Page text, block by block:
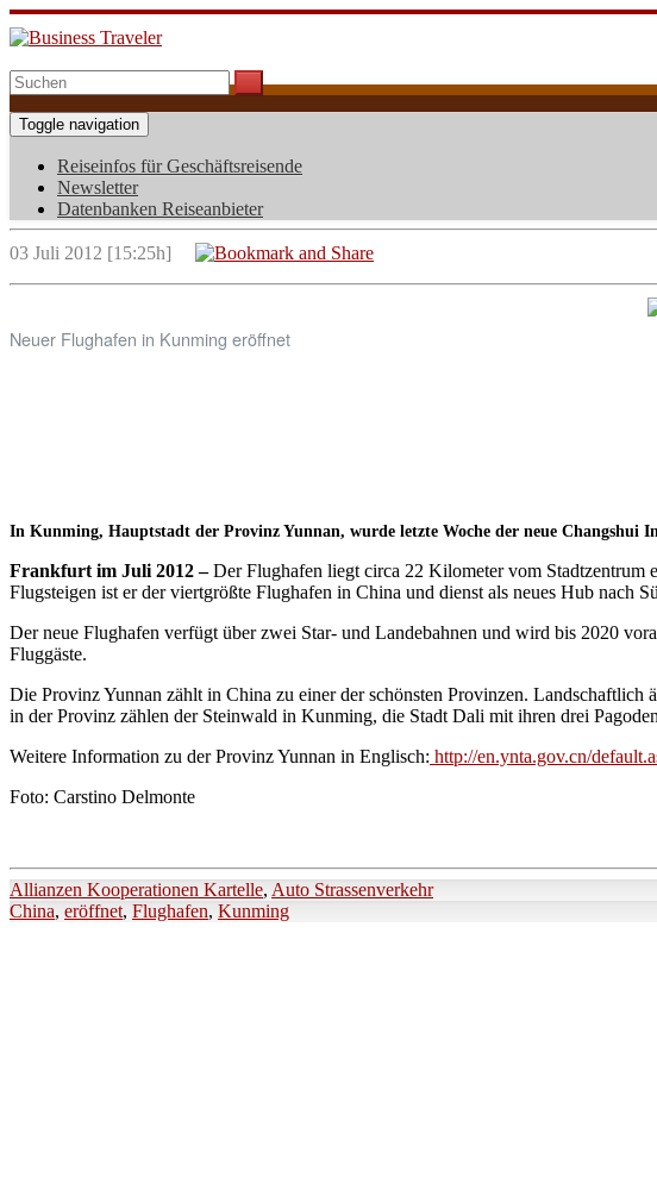
Toggle navigation
Reiseinfos für Geschäftsreisende
Newsletter
Datenbanken Reiseanbieter
Neuer Flughafen in Kunming eröffnet
03 Juli 2012 [15:25h]
Neuer Flughafen in Kunming eröffnet
In Kunming, Hauptstadt der Provinz Yunnan, wurde letzte Woche der neue Changshui
Frankfurt im Juli 2012 –Der Flughafen liegt circa 22 Kilometer vom Stadtzentrum
Flugsteigen ist er der viertgrößte Flughafen in China und dienst als neues Hub nach
Der neue Flughafen verfügt über zwei Star- und Landebahnen und wird bis 2020
Fluggäste.
Die Provinz Yunnan zählt in China zu einer der schönsten Provinzen.
in der Provinz zählen der Steinwald in Kunming, die Stadt Dali mit ihren drei
Weitere Information zu der Provinz Yunnan in Englisch: http://en.ynta.gov.cn/
Foto: Carstino Delmonte
Allianzen Kooperationen Kartelle, Auto Strassenverkehr
China, eröffnet, Flughafen, Kunming